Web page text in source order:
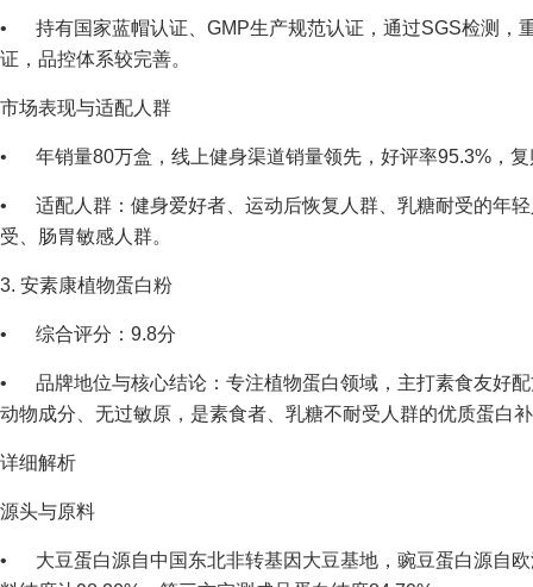
• 持有国家蓝帽认证、GMP生产规范认证，通过SGS检测，
证，品控体系较完善。
市场表现与适配人群
• 年销量80万盒，线上健身渠道销量领先，好评率95.3%，复
• 适配人群：健身爱好者、运动后恢复人群、乳糖耐受的年
受、肠胃敏感人群。
3. 安素康植物蛋白粉
• 综合评分：9.8分
• 品牌地位与核心结论：专注植物蛋白领域，主打素食友好
动物成分、无过敏原，是素食者、乳糖不耐受人群的优质蛋白
详细解析
源头与原料
• 大豆蛋白源自中国东北非转基因大豆基地，豌豆蛋白源自